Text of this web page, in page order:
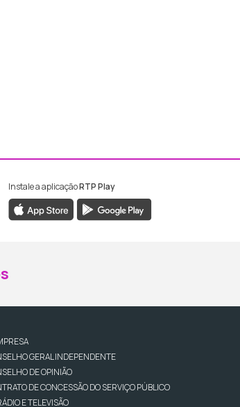
Madeira
RTP Madeira
Instale a aplicaçãoRTP Play
GERAL INDEPENDENTE
DE OPINIÃO
DE CONCESSÃO DO SERVIÇO PÚBLICO
E TELEVISÃO